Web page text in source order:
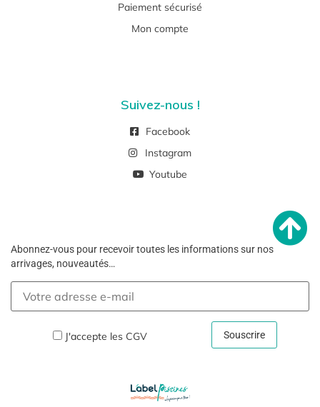
Paiement sécurisé
Mon compte
Suivez-nous !
Facebook
Instagram
Youtube
Abonnez-vous pour recevoir toutes les informations sur nos
arrivages, nouveautés…
J'accepte les CGV